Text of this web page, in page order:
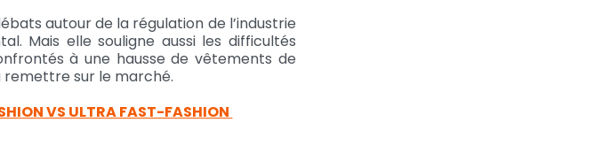
autour de la régulation de l’industrie
Mais elle souligne aussi les difficultés
à une hausse de vêtements de
remettre sur le marché.
VS ULTRA FAST-FASHION